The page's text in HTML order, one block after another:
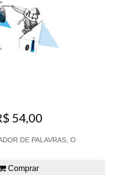
54,00
DE PALAVRAS, O
Comprar